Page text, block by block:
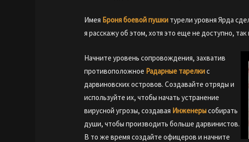
Имея Броня боевой пушки турели уровня Ярда
я расскажу об этом, хотя это еще не доступно,
Начните уровень сопровождения, захватив
противоположное Радарные тарелкис
дарвиновских островов. Создавайте отряды и
используйте их, чтобы начать устранение
вирусной угрозы, создавая Инженерысобирать
души, чтобы производить больше дарвинистов.
В то же время создайте офицеров и начните